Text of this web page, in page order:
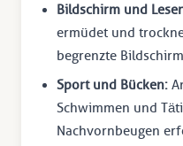
Bildschirm und
ermüdet und
begrenzte
Sport und Bücken:
Schwimmen und
Nachvornbeugen